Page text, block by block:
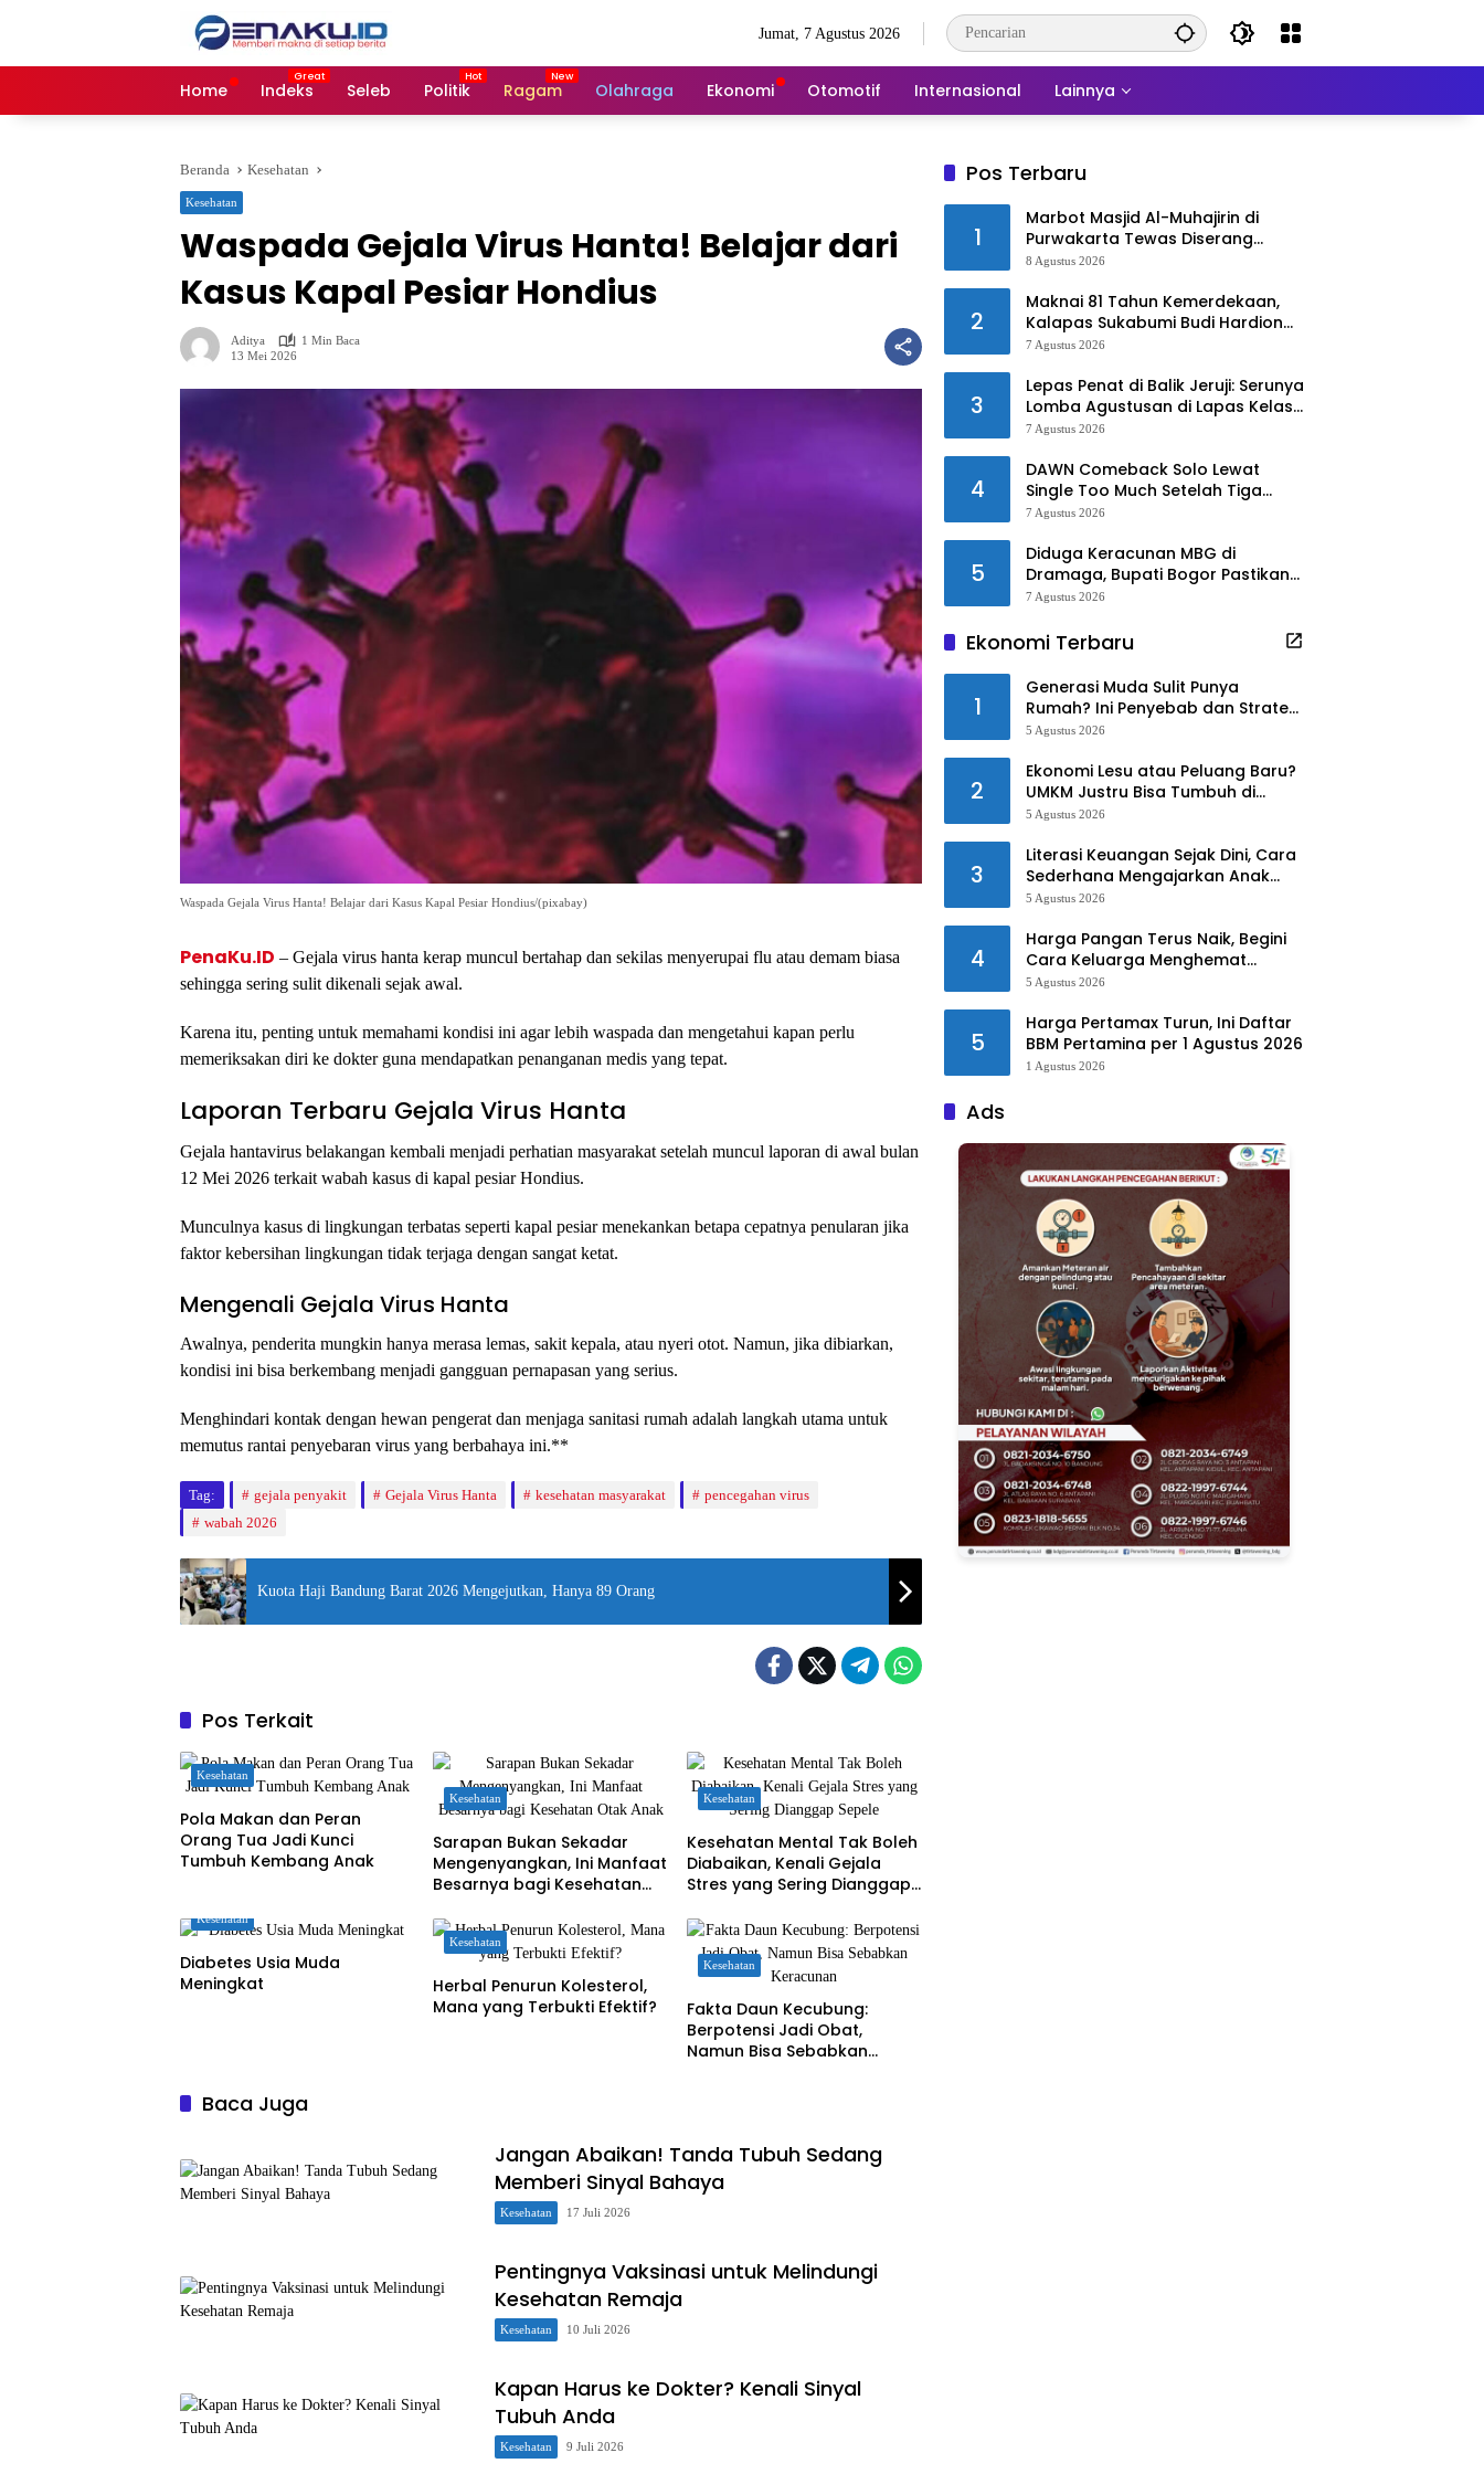
Jumat, 7 Agustus 2026
Home Indeks Seleb Politik Ragam Olahraga Ekonomi Otomotif Internasional Lainnya
Beranda Kesehatan
Kesehatan
Waspada Gejala Virus Hanta! Belajar dari
Kasus Kapal Pesiar Hondius
Aditya
1 Min Baca
13 Mei 2026
Waspada Gejala Virus Hanta! Belajar dari Kasus Kapal Pesiar Hondius/(pixabay)
PenaKu.ID – Gejala virus hanta kerap muncul bertahap dan sekilas menyerupai flu atau demam biasa
sehingga sering sulit dikenali sejak awal.
Karena itu, penting untuk memahami kondisi ini agar lebih waspada dan mengetahui kapan perlu
memeriksakan diri ke dokter guna mendapatkan penanganan medis yang tepat.
Laporan Terbaru Gejala Virus Hanta
Gejala hantavirus belakangan kembali menjadi perhatian masyarakat setelah muncul laporan di awal bulan
12 Mei 2026 terkait wabah kasus di kapal pesiar Hondius.
Munculnya kasus di lingkungan terbatas seperti kapal pesiar menekankan betapa cepatnya penularan jika
faktor kebersihan lingkungan tidak terjaga dengan sangat ketat.
Mengenali Gejala Virus Hanta
Awalnya, penderita mungkin hanya merasa lemas, sakit kepala, atau nyeri otot. Namun, jika dibiarkan,
kondisi ini bisa berkembang menjadi gangguan pernapasan yang serius.
Menghindari kontak dengan hewan pengerat dan menjaga sanitasi rumah adalah langkah utama untuk
memutus rantai penyebaran virus yang berbahaya ini.**
Tag: gejala penyakit Gejala Virus Hanta kesehatan masyarakat
pencegahan virus
wabah 2026
Kuota Haji Bandung Barat 2026 Mengejutkan, Hanya 89 Orang
Pos Terkait
Kesehatan
Pola Makan dan Peran
Orang Tua Jadi Kunci
Tumbuh Kembang Anak
Kesehatan
Sarapan Bukan Sekadar
Mengenyangkan, Ini Manfaat
Besarnya bagi Kesehatan
Kesehatan
Kesehatan Mental Tak Boleh
Diabaikan, Kenali Gejala
Stres yang Sering Dianggap
Kesehatan
Diabetes Usia Muda
Meningkat
Kesehatan
Herbal Penurun Kolesterol,
Mana yang Terbukti Efektif?
Kesehatan
Fakta Daun Kecubung:
Berpotensi Jadi Obat,
Namun Bisa Sebabkan
Baca Juga
Jangan Abaikan! Tanda Tubuh Sedang
Memberi Sinyal Bahaya
Kesehatan 17 Juli 2026
Pentingnya Vaksinasi untuk Melindungi
Kesehatan Remaja
Kesehatan 10 Juli 2026
Kapan Harus ke Dokter? Kenali Sinyal
Tubuh Anda
Kesehatan 9 Juli 2026
Pos Terbaru
1
Marbot Masjid Al-Muhajirin di
Purwakarta Tewas Diserang
Jelang Salat Zuhur
8 Agustus 2026
2
Maknai 81 Tahun Kemerdekaan,
Kalapas Sukabumi Budi Hardiono
Turun Langsung Salurkan Bantuan
7 Agustus 2026
3
Lepas Penat di Balik Jeruji: Serunya
Lomba Agustusan di Lapas Kelas
IIB Sukabumi
7 Agustus 2026
4
DAWN Comeback Solo Lewat
Single Too Much Setelah Tiga
Tahun
7 Agustus 2026
5
Diduga Keracunan MBG di
Dramaga, Bupati Bogor Pastikan
Pengobatan Gratis!!
7 Agustus 2026
Ekonomi Terbaru
1
Generasi Muda Sulit Punya
Rumah? Ini Penyebab dan Strategi
Mengatasinya
5 Agustus 2026
2
Ekonomi Lesu atau Peluang Baru?
UMKM Justru Bisa Tumbuh di
Tengah Ketidakpastian
5 Agustus 2026
3
Literasi Keuangan Sejak Dini, Cara
Sederhana Mengajarkan Anak
Mengelola Uang
5 Agustus 2026
4
Harga Pangan Terus Naik, Begini
Cara Keluarga Menghemat
Belanja
5 Agustus 2026
5
Harga Pertamax Turun, Ini Daftar
BBM Pertamina per 1 Agustus 2026
1 Agustus 2026
Ads